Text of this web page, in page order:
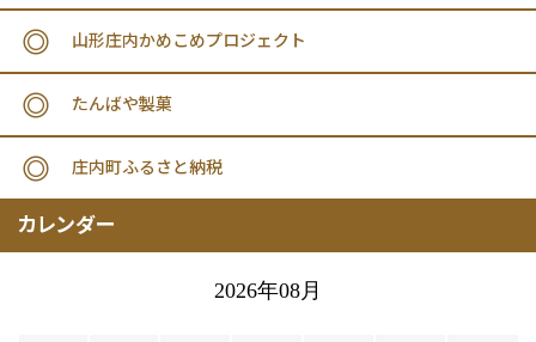
山形庄内かめこめプロジェクト
たんばや製菓
庄内町ふるさと納税
カレンダー
2026年08月